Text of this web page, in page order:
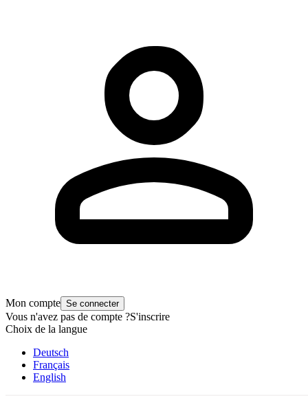
Mon compte Se connecter
Vous n'avez pas de compte ?S'inscrire
Choix de la langue
Deutsch
Français
English